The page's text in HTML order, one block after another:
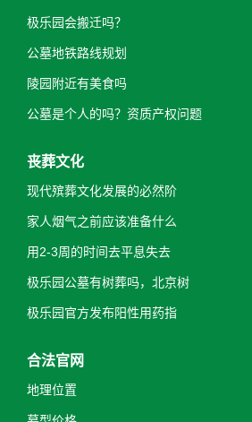
极乐园会搬迁吗？
公墓地铁路线规划
陵园附近有美食吗
公墓是个人的吗？资质产权问题
丧葬文化
现代殡葬文化发展的必然阶
家人烟气之前应该准备什么
用2-3周的时间去平息失去
极乐园公墓有树葬吗，北京树
极乐园官方发布阳性用药指
合法官网
地理位置